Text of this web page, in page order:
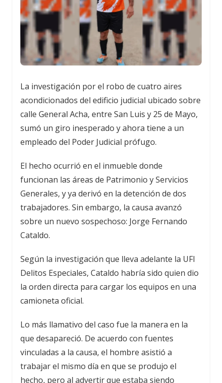
La investigación por el robo de cuatro aires
acondicionados del edificio judicial ubicado sobre
calle General Acha, entre San Luis y 25 de Mayo,
sumó un giro inesperado y ahora tiene a un
empleado del Poder Judicial prófugo.
El hecho ocurrió en el inmueble donde
funcionan las áreas de Patrimonio y Servicios
Generales, y ya derivó en la detención de dos
trabajadores. Sin embargo, la causa avanzó
sobre un nuevo sospechoso: Jorge Fernando
Cataldo.
Según la investigación que lleva adelante la UFI
Delitos Especiales, Cataldo habría sido quien dio
la orden directa para cargar los equipos en una
camioneta oficial.
Lo más llamativo del caso fue la manera en la
que desapareció. De acuerdo con fuentes
vinculadas a la causa, el hombre asistió a
trabajar el mismo día en que se produjo el
hecho, pero al advertir que estaba siendo